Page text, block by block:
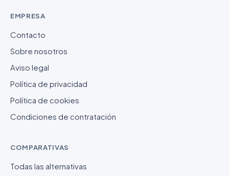
EMPRESA
Contacto
Sobre nosotros
Aviso legal
Política de privacidad
Política de cookies
Condiciones de contratación
COMPARATIVAS
Todas las alternativas